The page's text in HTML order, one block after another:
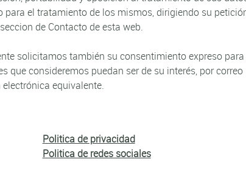
el tratamiento de los mismos, dirigiendo su
de Contacto de esta web.
solicitamos también su consentimiento expreso para
consideremos puedan ser de su interés, por correo
equivalente.
Politica de privacidad
Politica de redes sociales